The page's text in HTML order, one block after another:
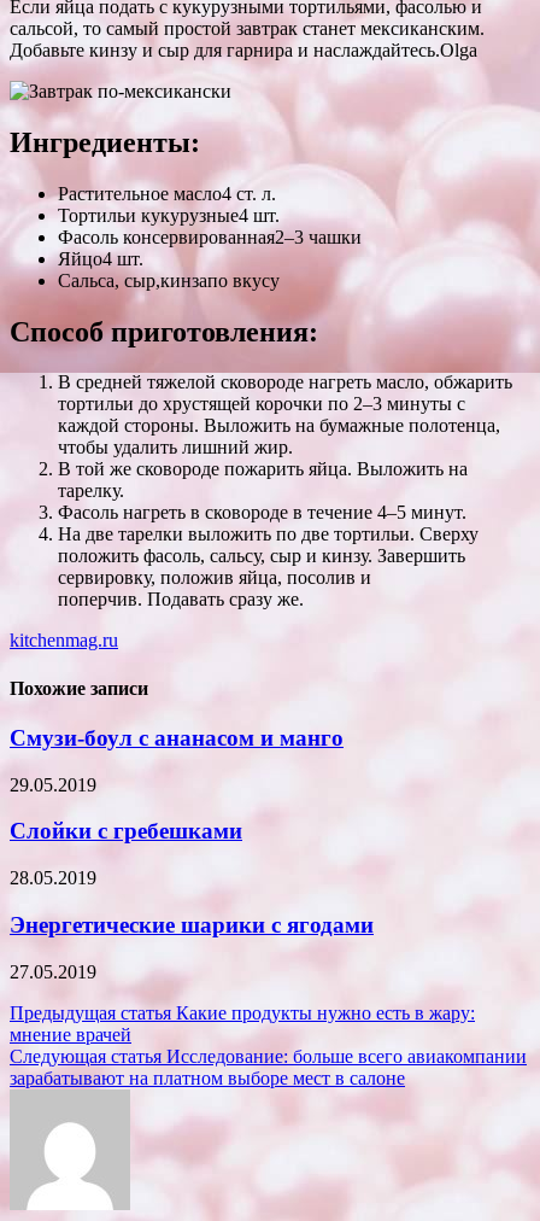
Если яйца подать с кукурузными тортильями, фасолью и
сальсой, то самый простой завтрак станет мексиканским.
Добавьте кинзу и сыр для гарнира и наслаждайтесь.Olga
Ингредиенты:
Растительное масло4 ст. л.
Тортильи кукурузные4 шт.
Фасоль консервированная2–3 чашки
Яйцо4 шт.
Сальса, сыр,кинзапо вкусу
Способ приготовления:
В средней тяжелой сковороде нагреть масло, обжарить
тортильи до хрустящей корочки по 2–3 минуты с
каждой стороны. Выложить на бумажные полотенца,
чтобы удалить лишний жир.
В той же сковороде пожарить яйца. Выложить на
тарелку.
Фасоль нагреть в сковороде в течение 4–5 минут.
На две тарелки выложить по две тортильи. Сверху
положить фасоль, сальсу, сыр и кинзу. Завершить
сервировку, положив яйца, посолив и
поперчив. Подавать сразу же.
kitchenmag.ru
Похожие записи
Смузи-боул с ананасом и манго
29.05.2019
Слойки с гребешками
28.05.2019
Энергетические шарики с ягодами
27.05.2019
Навигация
по
записям
Предыдущая статья Какие продукты нужно есть в жару:
мнение врачей
Следующая статья Исследование: больше всего авиакомпании
зарабатывают на платном выборе мест в салоне